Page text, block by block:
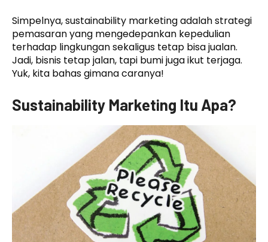
Simpelnya, sustainability marketing adalah strategi
pemasaran yang mengedepankan kepedulian
terhadap lingkungan sekaligus tetap bisa jualan.
Jadi, bisnis tetap jalan, tapi bumi juga ikut terjaga.
Yuk, kita bahas gimana caranya!
Sustainability Marketing Itu Apa?